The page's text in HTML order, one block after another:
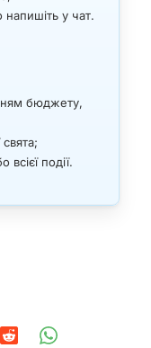
напишіть у чат.
бюджету,
всієї події.